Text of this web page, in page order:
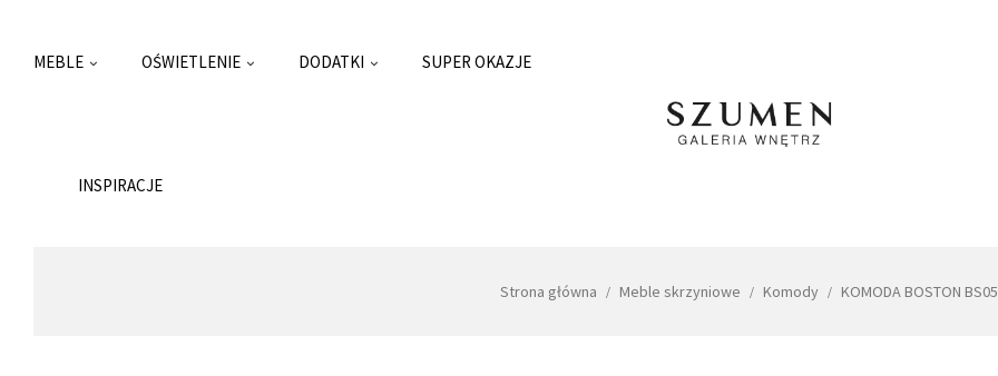
MEBLE OŚWIETLENIE DODATKI SUPER OKAZJE
INSPIRACJE
Strona główna Meble skrzyniowe Komody KOMODA BOSTON BS05